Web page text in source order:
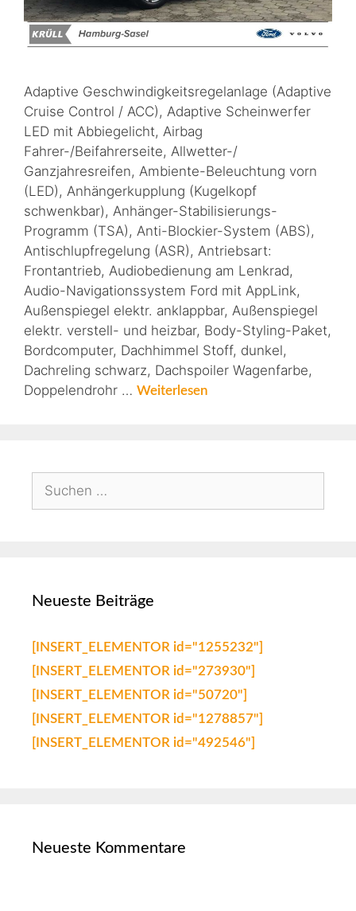
Adaptive Geschwindigkeitsregelanlage (Adaptive
Cruise Control / ACC), Adaptive Scheinwerfer
LED mit Abbiegelicht, Airbag
Fahrer-/Beifahrerseite, Allwetter-/
Ganzjahresreifen, Ambiente-Beleuchtung vorn
(LED), Anhängerkupplung (Kugelkopf
schwenkbar), Anhänger-Stabilisierungs-
Programm (TSA), Anti-Blockier-System (ABS),
Antischlupfregelung (ASR), Antriebsart:
Frontantrieb, Audiobedienung am Lenkrad,
Audio-Navigationssystem Ford mit AppLink,
Außenspiegel elektr. anklappbar, Außenspiegel
elektr. verstell- und heizbar, Body-Styling-Paket,
Bordcomputer, Dachhimmel Stoff, dunkel,
Dachreling schwarz, Dachspoiler Wagenfarbe,
Doppelendrohr … Weiterlesen
Neueste Beiträge
[INSERT_ELEMENTOR id="1255232"]
[INSERT_ELEMENTOR id="273930"]
[INSERT_ELEMENTOR id="50720"]
[INSERT_ELEMENTOR id="1278857"]
[INSERT_ELEMENTOR id="492546"]
Neueste Kommentare